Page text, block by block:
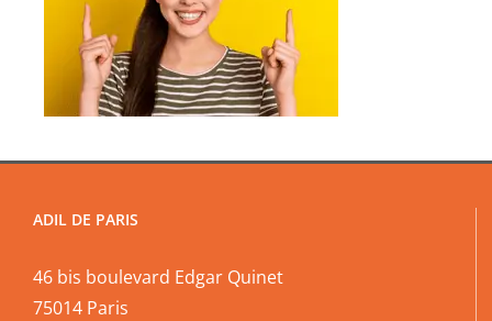
ADIL DE PARIS
46 bis boulevard Edgar Quinet
75014 Paris